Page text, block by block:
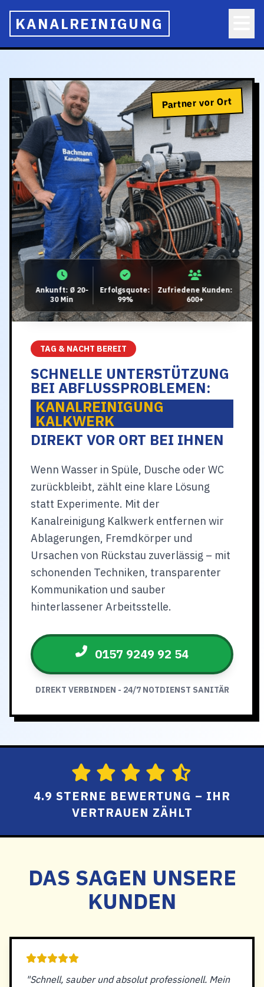
KANALREINIGUNG
Partner vor Ort
Ankunft: Ø 20-
30 Min
Erfolgsquote:
99%
Zufriedene Kunden:
600+
TAG & NACHT BEREIT
SCHNELLE UNTERSTÜTZUNG
BEI ABFLUSSPROBLEMEN:
KANALREINIGUNG
KALKWERK
DIREKT VOR ORT BEI IHNEN
Wenn Wasser in Spüle, Dusche oder WC
zurückbleibt, zählt eine klare Lösung
statt Experimente. Mit der
Kanalreinigung Kalkwerk entfernen wir
Ablagerungen, Fremdkörper und
Ursachen von Rückstau zuverlässig – mit
schonenden Techniken, transparenter
Kommunikation und sauber
hinterlassener Arbeitsstelle.
0157 9249 92 54
DIREKT VERBINDEN - 24/7 NOTDIENST SANITÄR
4.9 STERNE BEWERTUNG – IHR
VERTRAUEN ZÄHLT
DAS SAGEN UNSERE
KUNDEN
"Schnell, sauber und absolut professionell. Mein